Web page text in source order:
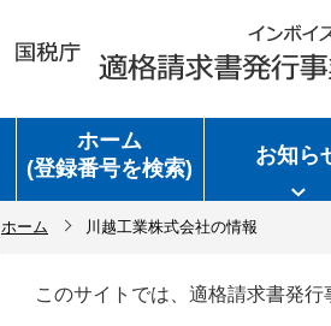
ホーム
(登録番号を検索)
お知ら
ホーム 川越工業株式会社の情報
このサイトでは、適格請求書発